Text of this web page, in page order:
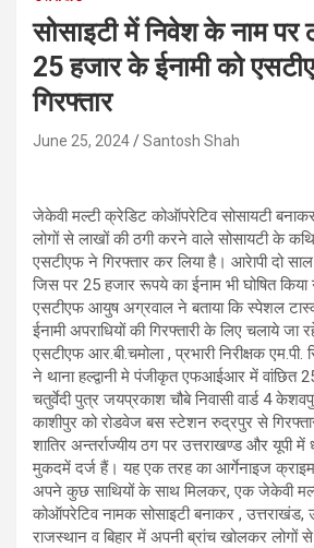
सोसाइटी में निवेश के नाम पर
25 हजार के ईनामी को
गिरफ्तार
June 25, 2024 Santosh Shah
जेकेवी मल्टी क्रेडिट कोऑपरेटिव सोसायटी
लोगों से लाखों की ठगी करने वाले सोसायटी के
एसटीएफ ने गिरफ्तार कर लिया है। आरेापी दो
जिस पर 25 हजार रूपये का ईनाम भी घोषित
एसटीएफ आयुष अग्रवाल ने बताया कि स्पेशल टास्क
ईनामी अपराधियों की गिरफ्तारी के लिए चलाये
एसटीएफ आर.बी.चमोला , प्रभारी निरीक्षक
ने थाना हल्द्वानी मे पंजीकृत एफआईआर में वांछित
चतुर्वेदी पुत्र जयप्रकाश चौबे निवासी वार्ड 4
काशीपुर को रोडवेज बस स्टेशन रुद्रपुर से
शातिर अन्तर्राज्यीय ठग पर उत्तराखण्ड और यूपी
मुकदमें दर्ज हैं। यह एक तरह का आर्गेनाइज क्राइम
अपने कुछ साथियों के साथ मिलकर, एक जेकेवी
कोऑपरेटिव नामक सोसाइटी बनाकर , उत्तराखंड,
राजस्थान व बिहार में अपनी ब्रांच खोलकर लोगों